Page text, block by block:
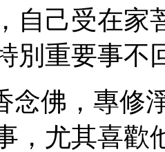
自己受在家
別重要事不
念佛，專修
，尤其喜歡